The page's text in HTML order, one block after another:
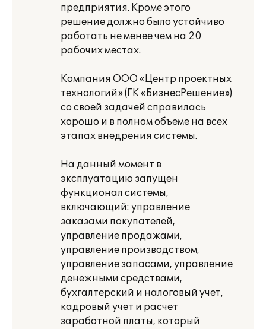
предприятия. Кроме этого
решение должно было устойчиво
работать не менее чем на 20
рабочих местах.
Компания ООО «Центр проектных
технологий» (ГК «БизнесРешение»)
со своей задачей справилась
хорошо и в полном объеме на всех
этапах внедрения системы.
На данный момент в
эксплуатацию запущен
функционал системы,
включающий: управление
заказами покупателей,
управление продажами,
управление производством,
управление запасами, управление
денежными средствами,
бухгалтерский и налоговый учет,
кадровый учет и расчет
заработной платы, который